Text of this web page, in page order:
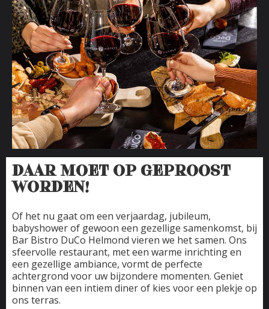
DAAR MOET OP GEPROOST
WORDEN!
Of het nu gaat om een verjaardag, jubileum,
babyshower of gewoon een gezellige samenkomst, bij
Bar Bistro DuCo Helmond vieren we het samen. Ons
sfeervolle restaurant, met een warme inrichting en
een gezellige ambiance, vormt de perfecte
achtergrond voor uw bijzondere momenten. Geniet
binnen van een intiem diner of kies voor een plekje op
ons terras.